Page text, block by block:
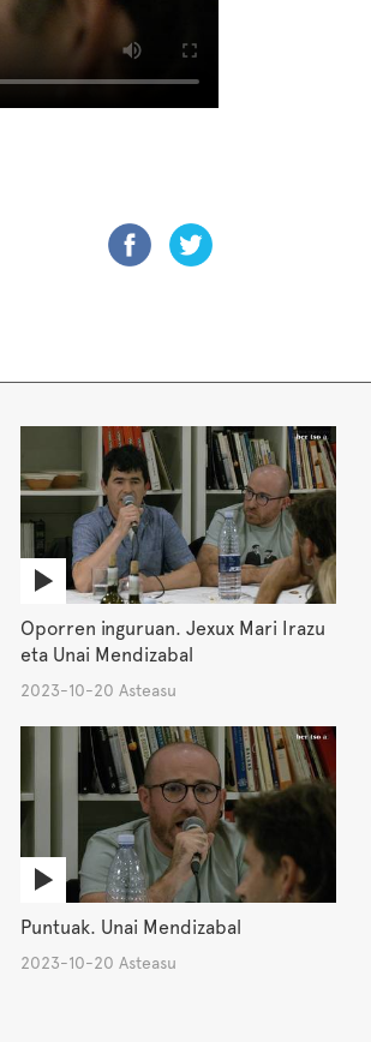
Oporren inguruan. Jexux Mari Irazu
eta Unai Mendizabal
2023-10-20 Asteasu
Puntuak. Unai Mendizabal
2023-10-20 Asteasu